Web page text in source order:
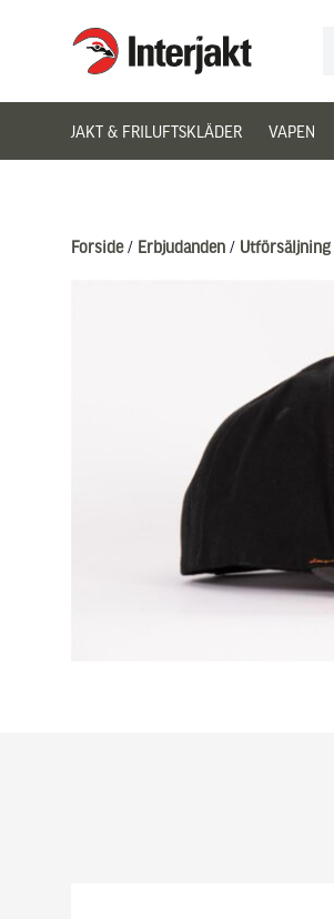
Interjakt DK
JAKT & FRILUFTSKLÄDER VAPEN
Forside/ Erbjudanden / Utförsäljning